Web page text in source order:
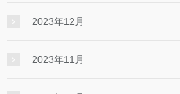
2023年12月
2023年11月